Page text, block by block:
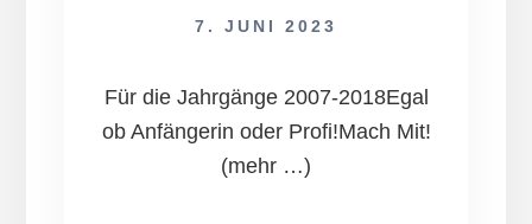
7. JUNI 2023
Für die Jahrgänge 2007-2018Egal
ob Anfängerin oder Profi!Mach Mit!
(mehr …)